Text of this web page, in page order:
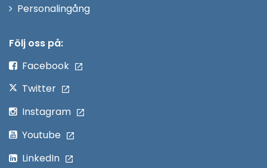
PersonalingångÖppna
Följ oss på:
Facebook
Twitter
Instagram
Youtube
LinkedIn